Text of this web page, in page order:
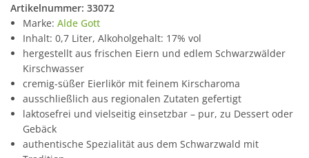
Artikelnummer: 33072
Marke: Alde Gott
Inhalt: 0,7 Liter, Alkoholgehalt: 17% vol
hergestellt aus frischen Eiern und edlem Schwarzwälder
Kirschwasser
cremig-süßer Eierlikör mit feinem Kirscharoma
ausschließlich aus regionalen Zutaten gefertigt
laktosefrei und vielseitig einsetzbar – pur, zu Dessert oder
Gebäck
authentische Spezialität aus dem Schwarzwald mit